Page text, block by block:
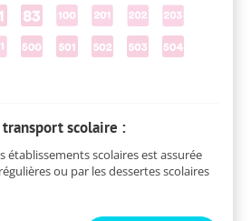
transport scolaire :
établissements scolaires est assurée
ou par les dessertes scolaires